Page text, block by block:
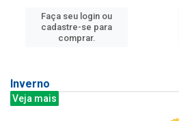
Faça seu login ou
cadastre-se para
comprar.
Inverno
Veja mais